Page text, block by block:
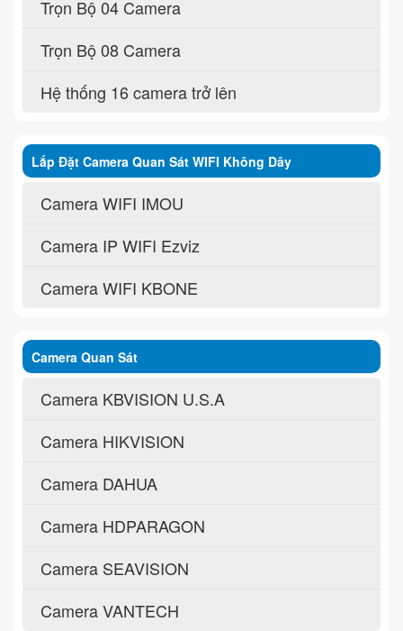
Trọn Bộ 04 Camera
Trọn Bộ 08 Camera
Hệ thống 16 camera trở lên
Lắp Đặt Camera Quan Sát WIFI Không Dây
Camera WIFI IMOU
Camera IP WIFI Ezviz
Camera WIFI KBONE
Camera Quan Sát
Camera KBVISION U.S.A
Camera HIKVISION
Camera DAHUA
Camera HDPARAGON
Camera SEAVISION
Camera VANTECH